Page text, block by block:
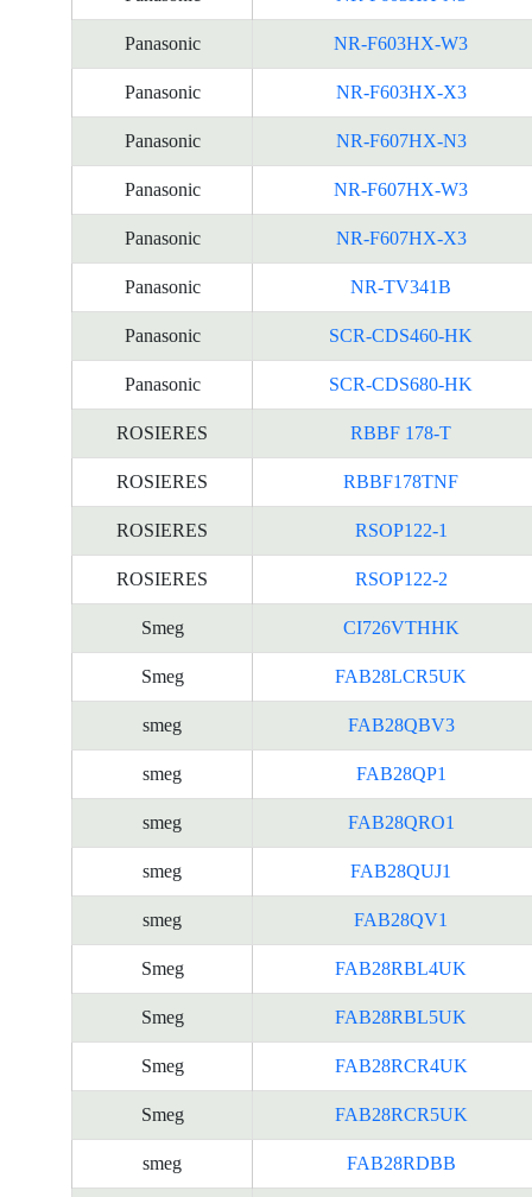
Panasonic NR-F603HX-W3
Panasonic NR-F603HX-X3
Panasonic NR-F607HX-N3
Panasonic NR-F607HX-W3
Panasonic NR-F607HX-X3
Panasonic NR-TV341B
Panasonic SCR-CDS460-HK
Panasonic SCR-CDS680-HK
ROSIERES RBBF 178-T
ROSIERES RBBF178TNF
ROSIERES RSOP122-1
ROSIERES RSOP122-2
Smeg CI726VTHHK
Smeg FAB28LCR5UK
smeg FAB28QBV3
smeg FAB28QP1
smeg FAB28QRO1
smeg FAB28QUJ1
smeg FAB28QV1
Smeg FAB28RBL4UK
Smeg FAB28RBL5UK
Smeg FAB28RCR4UK
Smeg FAB28RCR5UK
smeg FAB28RDBB